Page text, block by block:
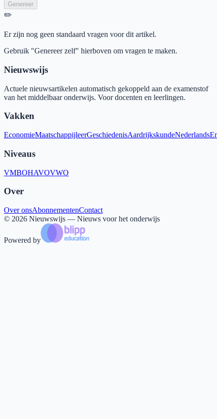
Genereer
✏️
Er zijn nog geen standaard vragen voor dit artikel.
Gebruik "Genereer zelf" hierboven om vragen te maken.
Nieuwswijs
Actuele nieuwsartikelen automatisch gekoppeld aan de examenstof
van het middelbaar onderwijs. Voor docenten en leerlingen.
Vakken
EconomieMaatschappijleerGeschiedenisAardrijkskundeNederlands
Niveaus
VMBOHAVOVWO
Over
Over onsAbonnementenContact
© 2026 Nieuwswijs — Nieuws voor het onderwijs
Powered by